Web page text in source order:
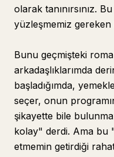
olarak tanınırsınız.
yüzleşmemiz gereken
Bunu geçmişteki
arkadaşlıklarımda
başladığımda,
seçer, onun
şikayette bile
kolay" derdi. Ama bu
etmemin getirdiği